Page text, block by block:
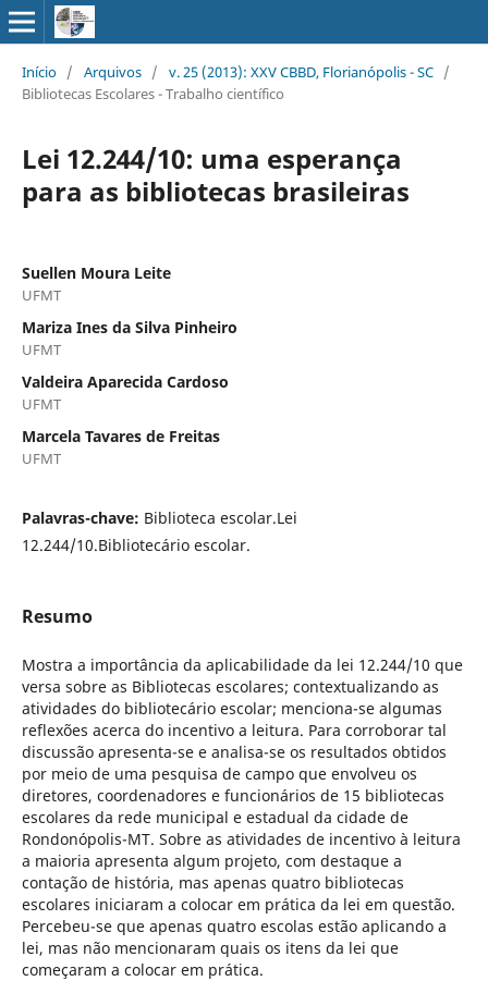
Início / Arquivos / v. 25 (2013): XXV CBBD, Florianópolis - SC /
Bibliotecas Escolares - Trabalho científico
Lei 12.244/10: uma esperança
para as bibliotecas brasileiras
Suellen Moura Leite
UFMT
Mariza Ines da Silva Pinheiro
UFMT
Valdeira Aparecida Cardoso
UFMT
Marcela Tavares de Freitas
UFMT
Palavras-chave: Biblioteca escolar.Lei
12.244/10.Bibliotecário escolar.
Resumo
Mostra a importância da aplicabilidade da lei 12.244/10 que
versa sobre as Bibliotecas escolares; contextualizando as
atividades do bibliotecário escolar; menciona-se algumas
reflexões acerca do incentivo a leitura. Para corroborar tal
discussão apresenta-se e analisa-se os resultados obtidos
por meio de uma pesquisa de campo que envolveu os
diretores, coordenadores e funcionários de 15 bibliotecas
escolares da rede municipal e estadual da cidade de
Rondonópolis-MT. Sobre as atividades de incentivo à leitura
a maioria apresenta algum projeto, com destaque a
contação de história, mas apenas quatro bibliotecas
escolares iniciaram a colocar em prática da lei em questão.
Percebeu-se que apenas quatro escolas estão aplicando a
lei, mas não mencionaram quais os itens da lei que
começaram a colocar em prática.